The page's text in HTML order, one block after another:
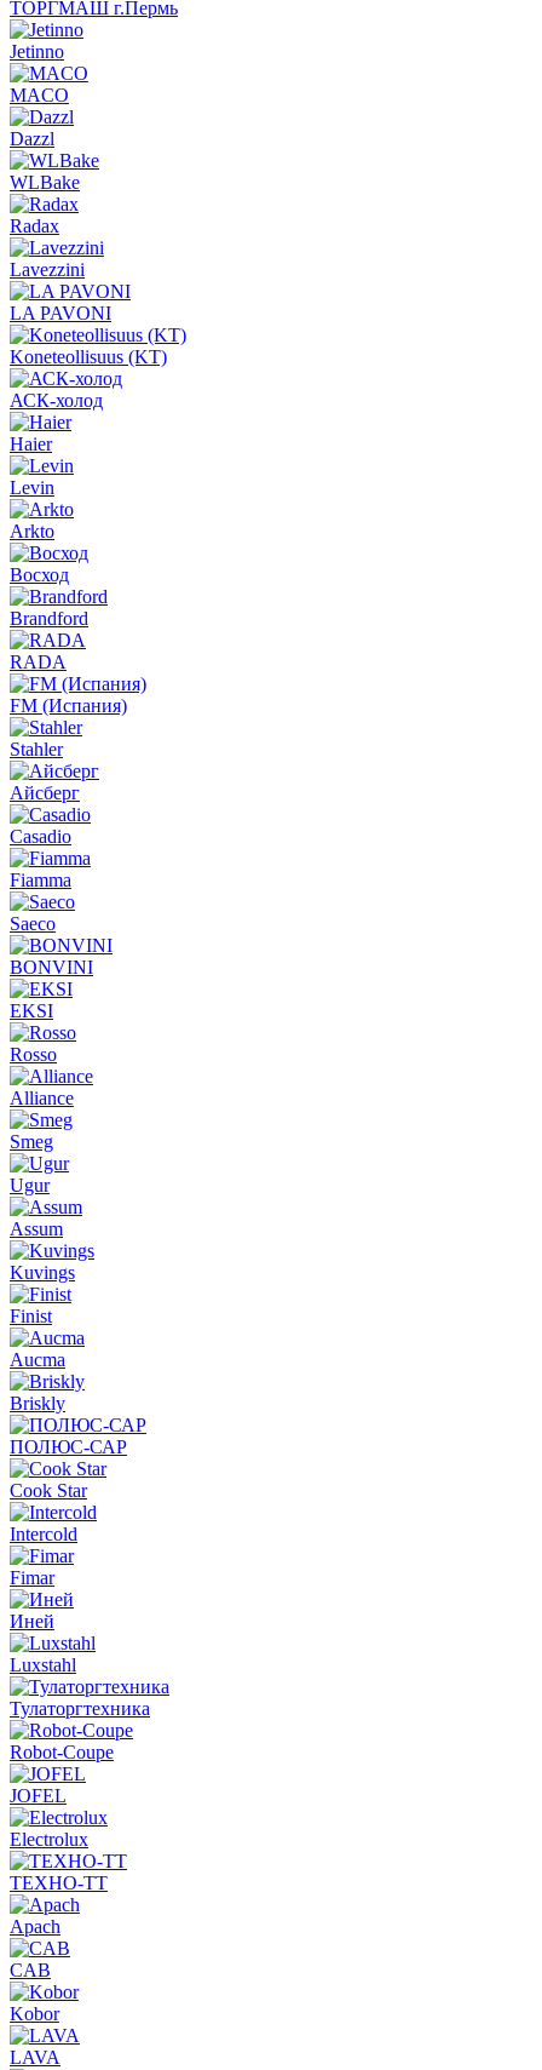
ТОРГМАШ г.Пермь
Jetinno
MACO
Dazzl
WLBake
Radax
Lavezzini
LA PAVONI
Koneteollisuus (KT)
АСК-холод
Haier
Levin
Arkto
Восход
Brandford
RADA
FM (Испания)
Stahler
Айсберг
Casadio
Fiamma
Saeco
BONVINI
EKSI
Rosso
Alliance
Smeg
Ugur
Assum
Kuvings
Finist
Aucma
Briskly
ПОЛЮС-САР
Cook Star
Intercold
Fimar
Иней
Luxstahl
Тулаторгтехника
Robot-Coupe
JOFEL
Electrolux
ТЕХНО-ТТ
Apach
CAB
Kobor
LAVA